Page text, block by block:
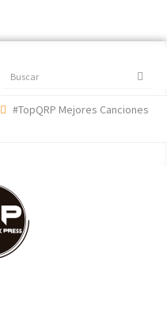
Buscar
#TopQRP Mejores Canciones 2022